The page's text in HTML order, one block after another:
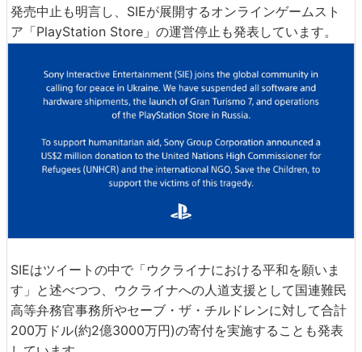
発売中止も明言し、SIEが展開するオンラインゲームスト
ア「PlayStation Store」の運営停止も発表しています。
SIEはツイートの中で「ウクライナにおける平和を願いま
す」と述べつつ、ウクライナへの人道支援として国連難民
高等弁務官事務所やセーブ・ザ・チルドレンに対して合計
200万ドル(約2億3000万円)の寄付を実施することも発表